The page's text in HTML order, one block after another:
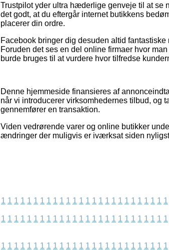
Trustpilot yder ultra hæderlige genveje til at se
det godt, at du eftergår internet butikkens
placerer din ordre.
Facebook bringer dig desuden altid
Foruden det ses en del online firmaer hvor
burde bruges til at vurdere hvor tilfredse
Denne hjemmeside finansieres af
når vi introducerer virksomhedernes tilbud, og
gennemfører en transaktion.
Viden vedrørende varer og online butikker
ændringer der muligvis er iværksat siden
1 1 1 1 1 1 1 1 1 1 1 1 1 1 1 1 1 1 1 1 1 1 1 1 1 1
1 1 1 1 1 1 1 1 1 1 1 1 1 1 1 1 1 1 1 1 1 1 1 1 1 1
1 1 1 1 1 1 1 1 1 1 1 1 1 1 1 1 1 1 1 1 1 1 1 1 1 1